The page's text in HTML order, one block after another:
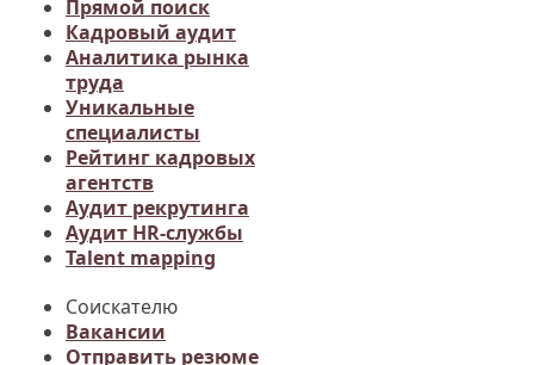
Прямой поиск
Кадровый аудит
Аналитика рынка
труда
Уникальные
специалисты
Рейтинг кадровых
агентств
Аудит рекрутинга
Аудит HR-службы
Talent mapping
Соискателю
Вакансии
Отправить резюме